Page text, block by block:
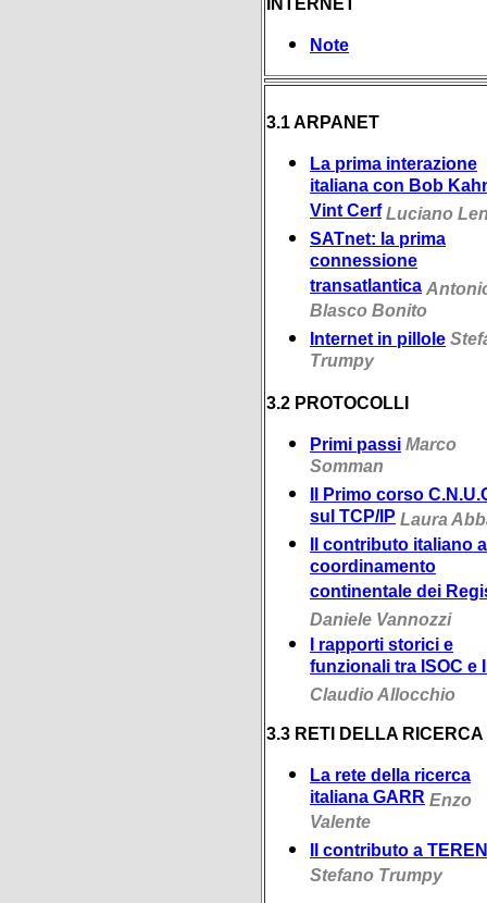
Note
3.1 ARPANET
La prima interazione
italiana con Bob
Vint Cerf Luciano
SATnet: la prima
connessione
transatlantica
Blasco Bonito
Internet in pillole
Trumpy
3.2 PROTOCOLLI
Primi passi Marco
Somman
Il Primo corso
sul TCP/IP Laura
Il contributo italiano
coordinamento
continentale dei
Daniele Vannozzi
I rapporti storici e
funzionali tra ISOC e
Claudio Allocchio
3.3 RETI DELLA RICERCA
La rete della ricerca
italiana GARR Enzo
Valente
Il contributo a
Stefano Trumpy